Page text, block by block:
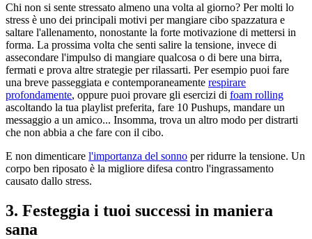
Chi non si sente stressato almeno una volta al giorno? Per molti lo
stress è uno dei principali motivi per mangiare cibo spazzatura e
saltare l'allenamento, nonostante la forte motivazione di mettersi in
forma. La prossima volta che senti salire la tensione, invece di
assecondare l'impulso di mangiare qualcosa o di bere una birra,
fermati e prova altre strategie per rilassarti. Per esempio puoi fare
una breve passeggiata e contemporaneamente respirare
profondamente, oppure puoi provare gli esercizi di foam rolling
ascoltando la tua playlist preferita, fare 10 Pushups, mandare un
messaggio a un amico... Insomma, trova un altro modo per distrarti
che non abbia a che fare con il cibo.
E non dimenticare l'importanza del sonno per ridurre la tensione. Un
corpo ben riposato è la migliore difesa contro l'ingrassamento
causato dallo stress.
3. Festeggia i tuoi successi in maniera
sana